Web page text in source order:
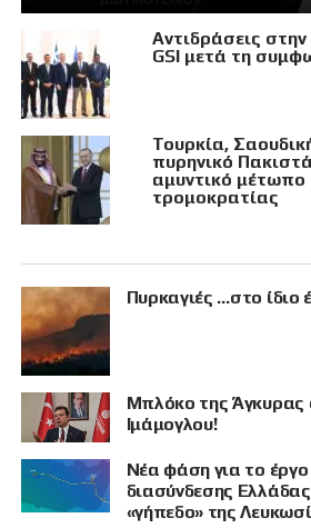
Αντιδράσεις
GSI μετά τη
Τουρκία,
πυρηνικό
αμυντικό μέτωπο
τρομοκρατίας
Πυρκαγιές …στο ίδιο
Μπλόκο της Άγκυρας
Ιμάμογλου!
Νέα φάση για το έργο
διασύνδεσης
«γήπεδο» της